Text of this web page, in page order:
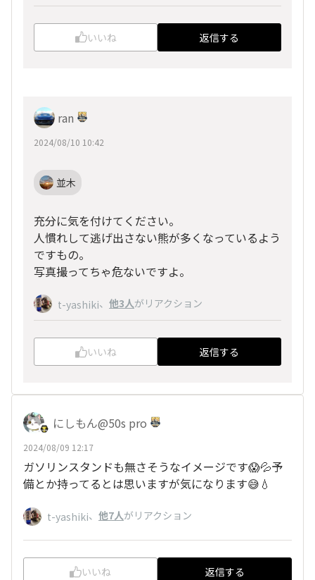
いいね 返信する
ran
2024/08/10 10:42
並木
充分に気を付けてください。
人慣れして逃げ出さない熊が多くなっているよう
ですもの。
写真撮ってちゃ危ないですよ。
t-yashiki、 他3人がリアクション
いいね 返信する
にしもん@50s pro
2024/08/09 12:17
ガソリンスタンドも無さそうなイメージです😱💦予
備とか持ってるとは思いますが気になります😅💧
t-yashiki、 他7人がリアクション
いいね 返信する